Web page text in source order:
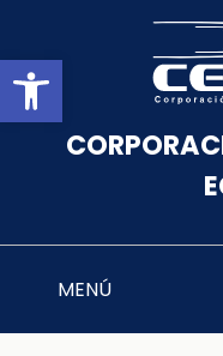
Abrir barra
MENÚ